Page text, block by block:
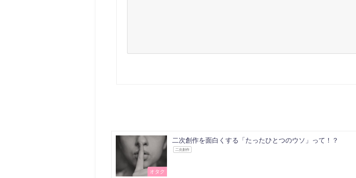
オタク
二次創作を面白くする「たったひとつのウソ」って！？
二次創作